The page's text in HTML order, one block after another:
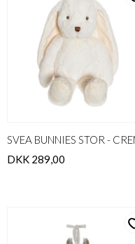
DKK 289,00